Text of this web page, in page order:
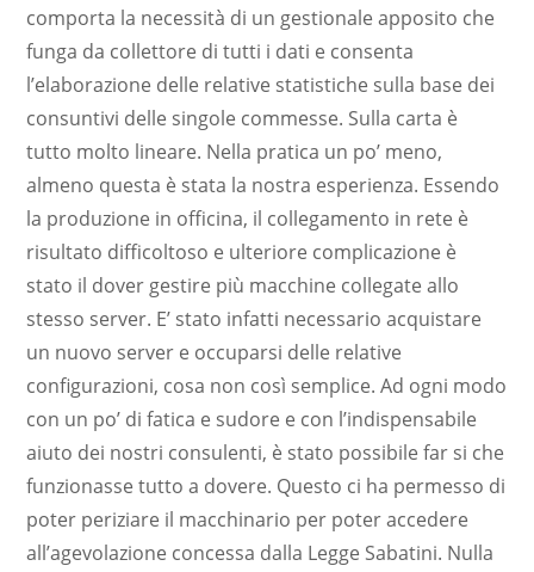
comporta la necessità di un gestionale apposito che
funga da collettore di tutti i dati e consenta
l’elaborazione delle relative statistiche sulla base dei
consuntivi delle singole commesse. Sulla carta è
tutto molto lineare. Nella pratica un po’ meno,
almeno questa è stata la nostra esperienza. Essendo
la produzione in officina, il collegamento in rete è
risultato difficoltoso e ulteriore complicazione è
stato il dover gestire più macchine collegate allo
stesso server. E’ stato infatti necessario acquistare
un nuovo server e occuparsi delle relative
configurazioni, cosa non così semplice. Ad ogni modo
con un po’ di fatica e sudore e con l’indispensabile
aiuto dei nostri consulenti, è stato possibile far si che
funzionasse tutto a dovere. Questo ci ha permesso di
poter periziare il macchinario per poter accedere
all’agevolazione concessa dalla Legge Sabatini. Nulla